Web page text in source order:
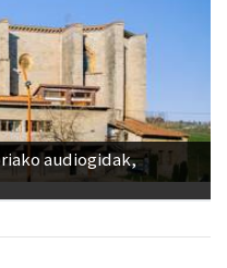
audiogidak,